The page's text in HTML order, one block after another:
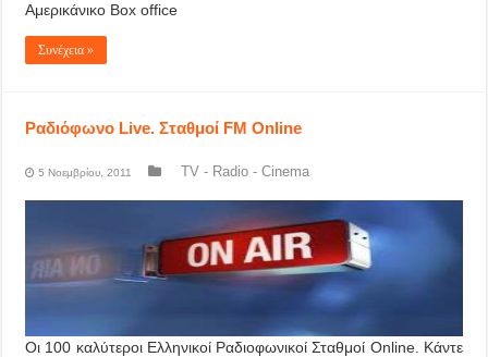
Αμερικάνικο Box office
Συνέχεια »
Ραδιόφωνο Live. Σταθμοί FM Online
5 Νοεμβρίου, 2011 TV - Radio - Cinema
Οι 100 καλύτεροι Ελληνικοί Ραδιοφωνικοί Σταθμοί Online. Kάντε